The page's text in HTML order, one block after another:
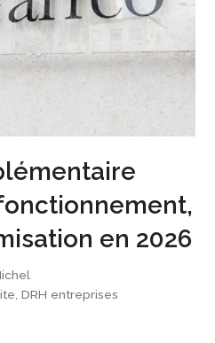
en 2026
,DRH entreprises